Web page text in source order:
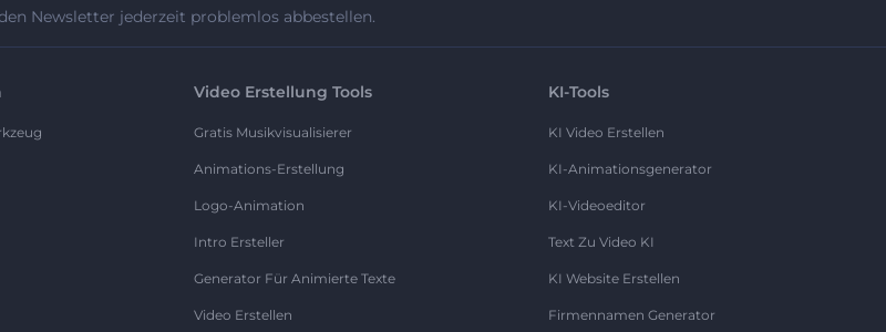
Newsletter jederzeit problemlos abbestellen.
Video Erstellung Tools
Gratis Musikvisualisierer
Animations-Erstellung
Logo-Animation
Intro Ersteller
Generator Für Animierte Texte
Video Erstellen
KI-Tools
KI Video Erstellen
KI-Animationsgenerator
KI-Videoeditor
Text Zu Video KI
KI Website Erstellen
Firmennamen Generator